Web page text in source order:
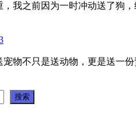
我之前因为一时冲动送了狗
物不只是送动物，更是送一
搜索